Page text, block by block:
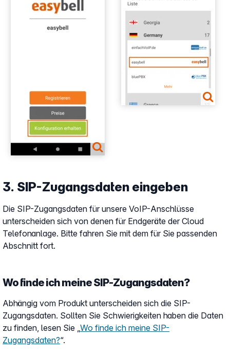
3. SIP-Zugangsdaten eingeben
Die SIP-Zugangsdaten für unsere VoIP-Anschlüsse
unterscheiden sich von denen für Endgeräte der Cloud
Telefonanlage. Bitte fahren Sie mit dem für Sie passenden
Abschnitt fort.
Wo finde ich meine SIP-Zugangsdaten?
Abhängig vom Produkt unterscheiden sich die SIP-
Zugangsdaten. Sollten Sie Schwierigkeiten haben die Daten
zu finden, lesen Sie „Wo finde ich meine SIP-
Zugangsdaten?“.